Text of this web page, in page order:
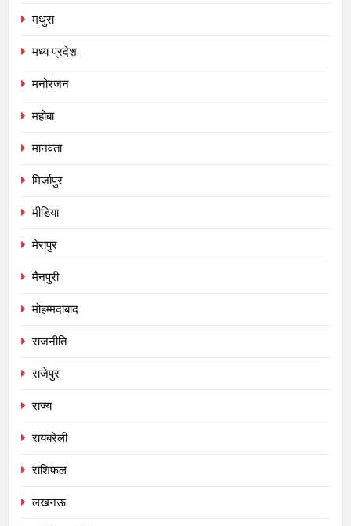
मथुरा
मध्य प्रदेश
मनोरंजन
महोबा
मानवता
मिर्जापुर
मीडिया
मेरापुर
मैनपुरी
मोहम्मदाबाद
राजनीति
राजेपुर
राज्य
रायबरेली
राशिफल
लखनऊ